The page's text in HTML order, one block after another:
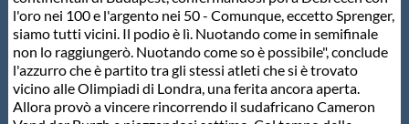
l'oro nei 100 e l'argento nei 50 - Comunque, eccetto Sprenger,
siamo tutti vicini. Il podio è lì. Nuotando come in semifinale
non lo raggiungerò. Nuotando come so è possibile", conclude
l'azzurro che è partito tra gli stessi atleti che si è trovato
vicino alle Olimpiadi di Londra, una ferita ancora aperta.
Allora provò a vincere rincorrendo il sudafricano Cameron